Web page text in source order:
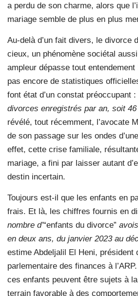
a perdu de son charme, alors que
mariage semble de plus en plus
Au-delà d’un fait divers, le divorce
cieux, un phénomène sociétal
ampleur dépasse tout entendement
pas encore de statistiques
font état d’un constat préoccupant :
divorces enregistrés par an, soit
révélé, tout récemment, l’avocate
de son passage sur les ondes
effet, cette crise familiale,
mariage, a fini par laisser autant
destin incertain.
Toujours est-il que les enfants en
frais. Et là, les chiffres fournis en
nombre d’“enfants du divorce”
en deux ans, du janvier 2023 au
estime Abdeljalil El Heni, président
parlementaire des finances à
ces enfants peuvent être sujets à
terrain favorable à des